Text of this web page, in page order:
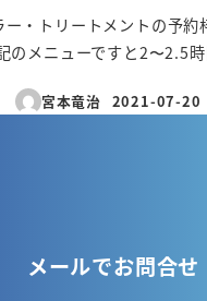
ー・トリートメントの予約
のメニューですと2〜2.5
宮本竜治
投稿日
2021-07-20
メールでお問合せ